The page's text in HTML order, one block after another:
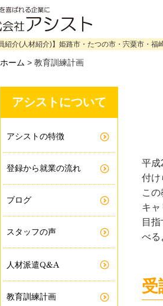
紹介(人材紹介)】姫路市・たつの市・宍粟市・
ホーム > 教育訓練計画
アシストについて
アシストの特徴
登録から就業の流れ
ブログ
スタッフの声
人材派遣Q&A
教育訓練計画
平成
付け
こ
キ
目
べる
受